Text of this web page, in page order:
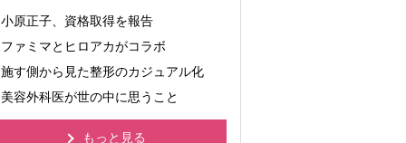
小原正子、資格取得を報告
ファミマとヒロアカがコラボ
施す側から見た整形のカジュアル化
美容外科医が世の中に思うこと
もっと見る